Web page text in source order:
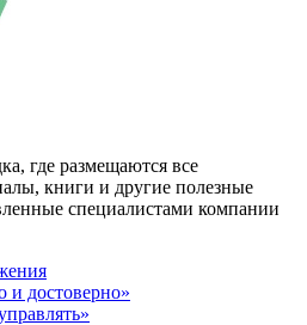
где размещаются все
книги и другие полезные
специалистами компании
и достоверно»